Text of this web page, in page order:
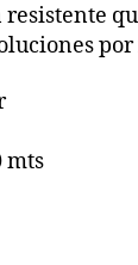
resistente
mts